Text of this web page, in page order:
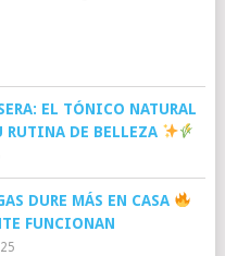
EL TÓNICO NATURAL
RUTINA DE BELLEZA
DURE MÁS EN CASA
FUNCIONAN